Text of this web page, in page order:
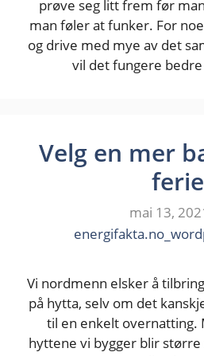
prøve seg litt frem før
man føler at funker. For
og drive med mye av det
vil det fungere
Velg en mer
ferie
mai 13,
Vi nordmenn elsker å
på hytta, selv om det
til en enkelt overnatting.
hyttene vi bygger blir